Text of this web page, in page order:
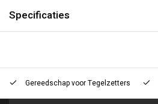
Specificaties
Gereedschap voorTegelzetters